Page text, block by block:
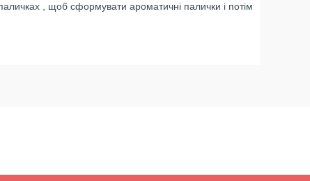
, щоб сформувати ароматичні палички і потім